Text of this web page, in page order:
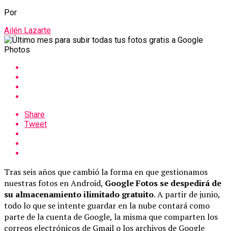
Por
Ailén Lazarte
Share
Tweet
Tras seis años que cambió la forma en que gestionamos
nuestras fotos en Android, Google Fotos se despedirá de
su almacenamiento ilimitado gratuito. A partir de junio,
todo lo que se intente guardar en la nube contará como
parte de la cuenta de Google, la misma que comparten los
correos electrónicos de Gmail o los archivos de Google